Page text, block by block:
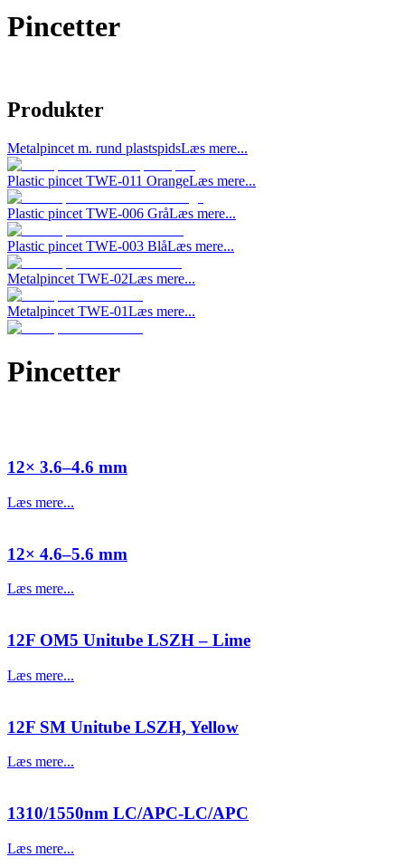
Pincetter
Produkter
Metalpincet m. rund plastspidsLæs mere...
Plastic pincet TWE-011 OrangeLæs mere...
Plastic pincet TWE-006 GråLæs mere...
Plastic pincet TWE-003 BlåLæs mere...
Metalpincet TWE-02Læs mere...
Metalpincet TWE-01Læs mere...
Pincetter
12× 3.6–4.6 mm
Læs mere...
12× 4.6–5.6 mm
Læs mere...
12F OM5 Unitube LSZH – Lime
Læs mere...
12F SM Unitube LSZH, Yellow
Læs mere...
1310/1550nm LC/APC-LC/APC
Læs mere...